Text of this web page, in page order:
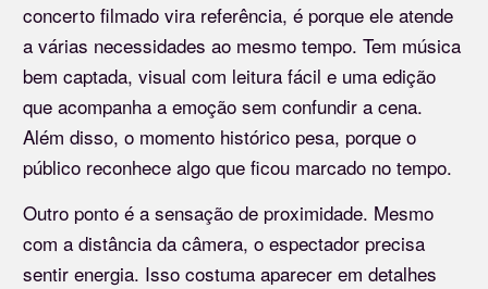
concerto filmado vira referência, é porque ele atende
a várias necessidades ao mesmo tempo. Tem música
bem captada, visual com leitura fácil e uma edição
que acompanha a emoção sem confundir a cena.
Além disso, o momento histórico pesa, porque o
público reconhece algo que ficou marcado no tempo.
Outro ponto é a sensação de proximidade. Mesmo
com a distância da câmera, o espectador precisa
sentir energia. Isso costuma aparecer em detalhes